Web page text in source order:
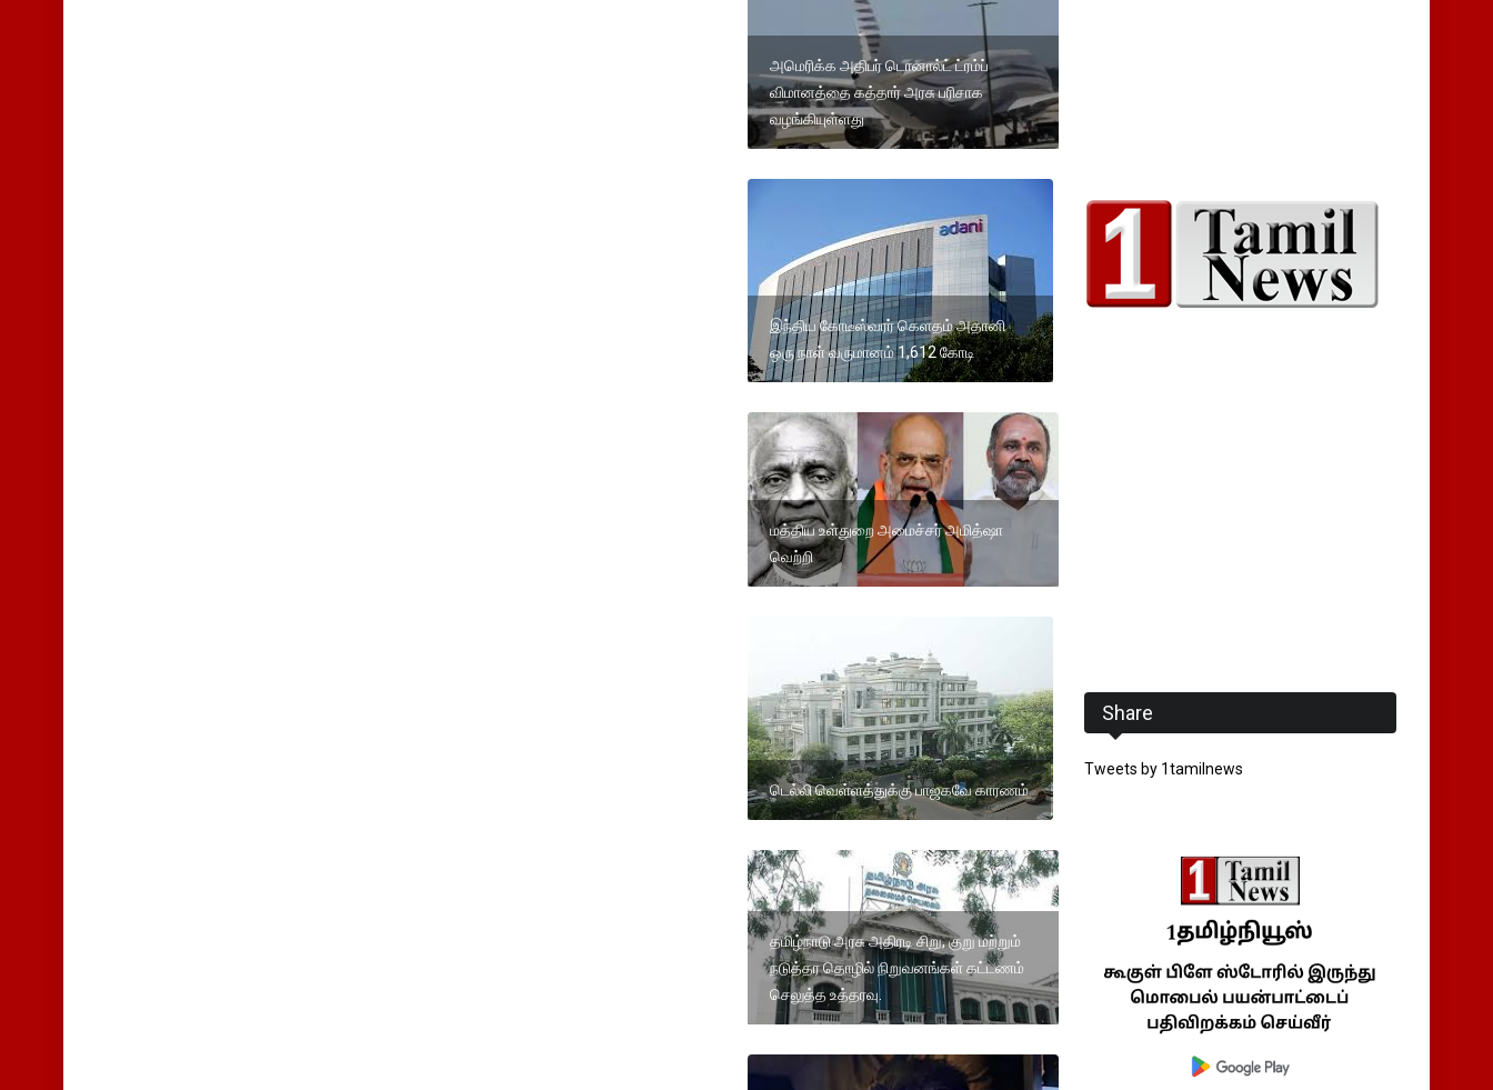
அமெரிக்க அதிபர் டொனால்ட் ட்ரம்ப்
விமானத்தை கத்தார் அரசு பரிசாக
வழங்கியுள்ளது
இந்திய கோடீஸ்வரர் கெளதம் அதானி
ஒரு நாள் வருமானம் 1,612 கோடி
மத்திய உள்துறை அமைச்சர் அமித்ஷா
வெற்றி
டெல்லி வெள்ளத்துக்கு பாஜகவே காரணம்
தமிழ்நாடு அரசு அதிரடி சிறு, குறு மற்றும்
நடுத்தர தொழில் நிறுவனங்கள் கட்டணம்
செலுத்த உத்தரவு.
Share
Tweets by 1tamilnews